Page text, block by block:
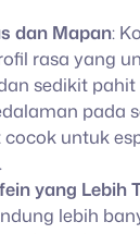
dan Mapan:
rasa yang
sedikit pahit
pada
untuk
yang Lebih
lebih